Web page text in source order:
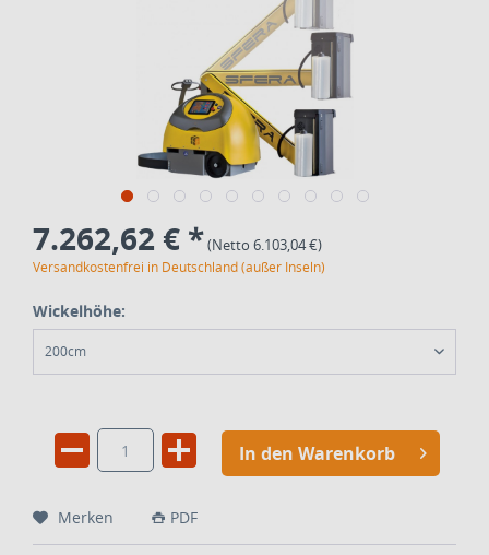
7.262,62 € *(Netto 6.103,04 €)
Versandkostenfrei in Deutschland (außer Inseln)
Wickelhöhe:
200cm
In den Warenkorb
Merken PDF